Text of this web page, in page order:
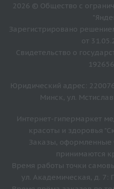
2026 © Общество с
Зарегистрировано
от
Свидетельство о
Юридический адрес:
Минск, ул.
Интернет-гипермаркет
красоты и здоровья
Заказы, оформленные
принимаются
Время работы точки
ул. Академическая, д. 7: